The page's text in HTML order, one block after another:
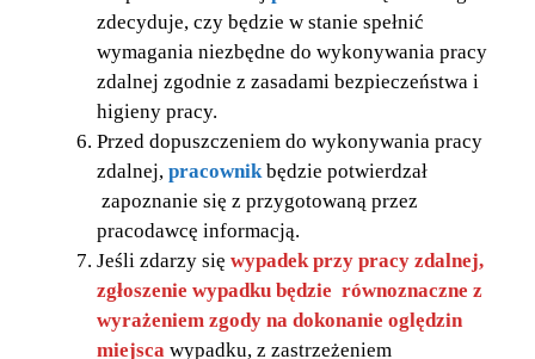
zdecyduje, czy będzie w stanie spełnić
wymagania niezbędne do wykonywania pracy
zdalnej zgodnie z zasadami bezpieczeństwa i
higieny pracy.
Przed dopuszczeniem do wykonywania pracy
zdalnej, pracownikbędzie potwierdzał
zapoznanie się z przygotowaną przez
pracodawcę informacją.
Jeśli zdarzy się wypadek przy pracy zdalnej,
zgłoszenie wypadku będzie równoznaczne z
wyrażeniem zgody na dokonanie oględzin
miejsca wypadku, z zastrzeżeniem